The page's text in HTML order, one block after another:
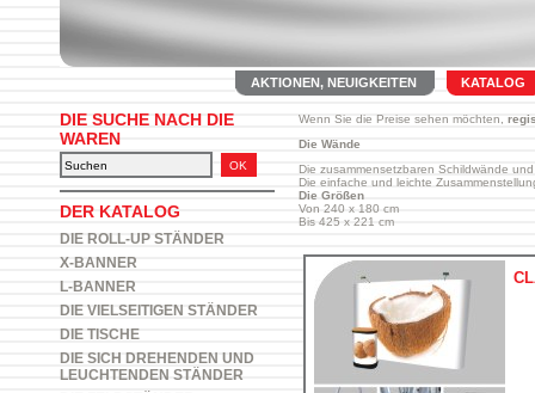
AKTIONEN, NEUIGKEITEN KATALOG
DIE SUCHE NACH DIE
WAREN
DER KATALOG
DIE ROLL-UP STÄNDER
X-BANNER
L-BANNER
DIE VIELSEITIGEN STÄNDER
DIE TISCHE
DIE SICH DREHENDEN UND
LEUCHTENDEN STÄNDER
Wenn Sie die Preise sehen möchten,
Die Wände
Die zusammensetzbaren Schildwände
Die einfache und leichte
Die Größen
Von 240 x 180 cm
Bis 425 x 221 cm